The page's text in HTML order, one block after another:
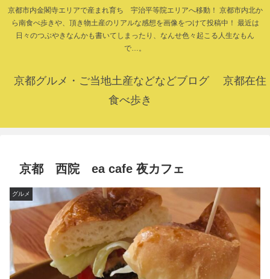
京都市内金閣寺エリアで産まれ育ち 宇治平等院エリアへ移動！ 京都市内北か
ら南食べ歩きや、頂き物土産のリアルな感想を画像をつけて投稿中！ 最近は
日々のつぶやきなんかも書いてしまったり、なんせ色々起こる人生なもん
で…。
京都グルメ・ご当地土産などなどブログ 京都在住
食べ歩き
京都 西院 ea cafe 夜カフェ
グルメ